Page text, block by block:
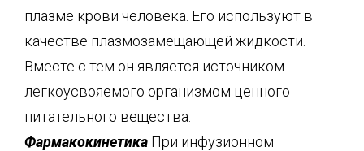
плазме крови человека. Его используют в
качестве плазмозамещающей жидкости.
Вместе с тем он является источником
легкоусвояемого организмом ценного
питательного вещества.
Фармакокинетика При инфузионном